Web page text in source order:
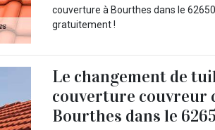
couverture à Bourthes dans le
gratuitement !
Le changement de
couverture couvreur
Bourthes dans le